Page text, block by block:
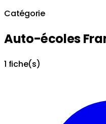
Catégorie
Auto-écoles
1 fiche(s)